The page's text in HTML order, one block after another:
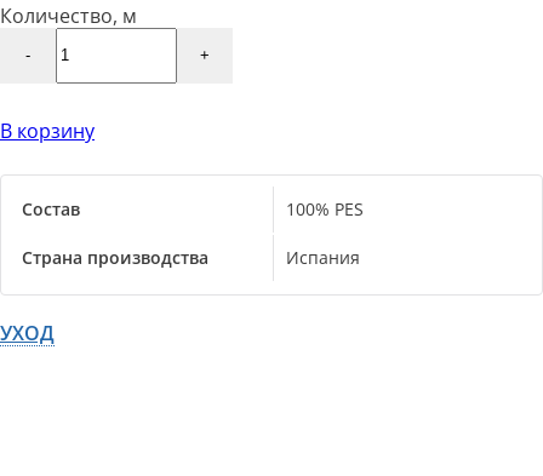
Количество, м
- +
В корзину
Состав 100% PES
Страна производства Испания
УХОД